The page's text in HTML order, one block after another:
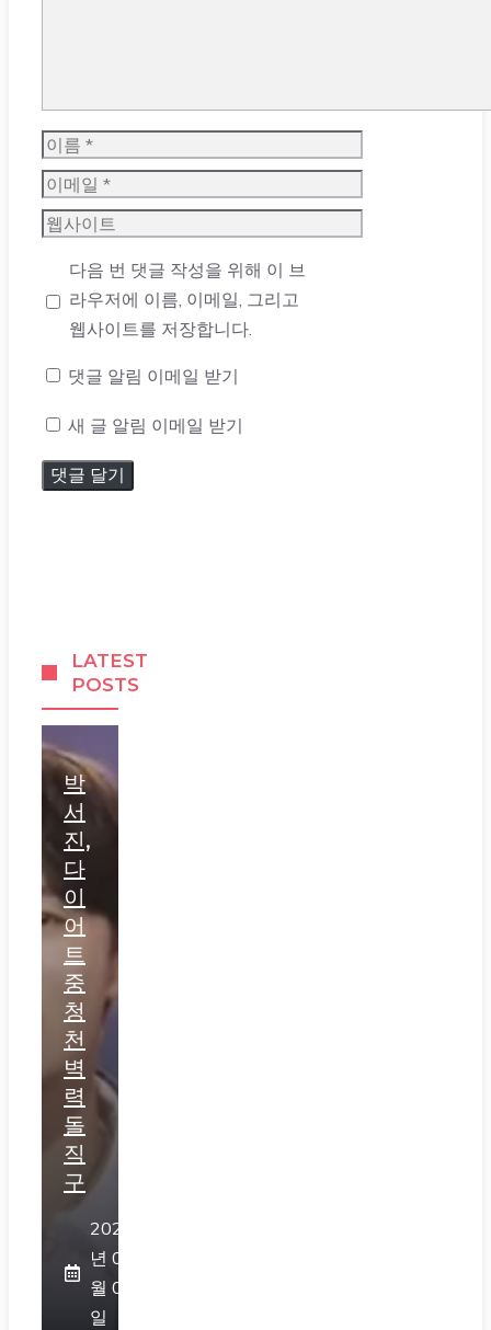
이
름
이
메
일
웹
트
다음 번 댓글 작성을 위해 이 브
라우저에 이름, 이메일, 그리고
웹사이트를 저장합니다.
댓글 알림 이메일 받기
새 글 알림 이메일 받기
LATEST
POSTS
박
서
진,
다
이
어
트
중
청
천
벽
력
돌
직
구
2026
년 08
월 05
일